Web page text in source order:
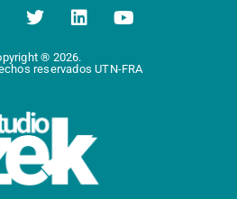
T
w
i
t
r
L
i
k
n
Y
o
t
® 2026.
reservados UTN-FRA